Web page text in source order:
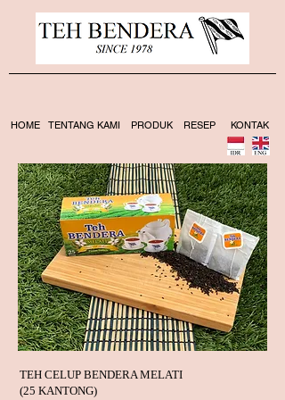
TEH CELUP BENDERA MELATI
(25 KANTONG)
HOME TENTANG KAMI PRODUK RESEP KONTAK